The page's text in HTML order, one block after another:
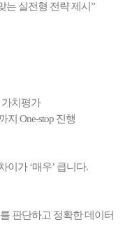
는 실전형 전략 제시”
치평가
One-stop 진행
이가 ‘매우’ 큽니다.
판단하고 정확한 데이터